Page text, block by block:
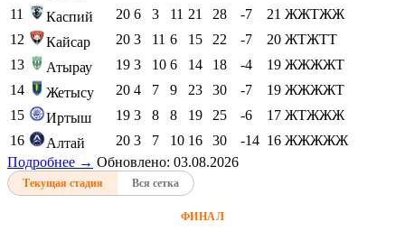
11
Каспий 20 6 3 11 21 28 -7 21 ЖЖТЖЖ
12
Кайсар 20 3 11 6 15 22 -7 20 ЖТЖТТ
13
Атырау 19 3 10 6 14 18 -4 19 ЖЖЖЖТ
14
Жетысу 20 4 7 9 23 30 -7 19 ЖЖЖЖТ
15
Иртыш 19 3 8 8 19 25 -6 17 ЖТЖЖЖ
16
Алтай 20 3 7 10 16 30 -14 16 ЖЖЖЖЖ
Подробнее → Обновлено: 03.08.2026
Текущая стадия Вся сетка
ФИНАЛ